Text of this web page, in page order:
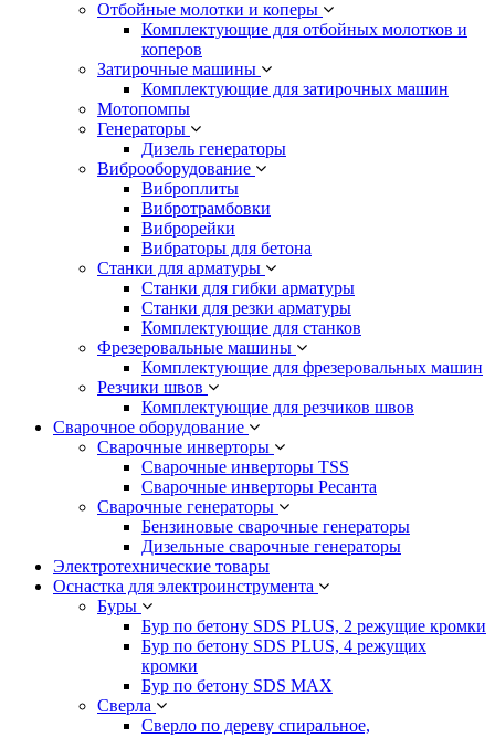
Отбойные молотки и коперы
Комплектующие для отбойных молотков и
коперов
Затирочные машины
Комплектующие для затирочных машин
Мотопомпы
Генераторы
Дизель генераторы
Виброоборудование
Виброплиты
Вибротрамбовки
Виброрейки
Вибраторы для бетона
Станки для арматуры
Станки для гибки арматуры
Станки для резки арматуры
Комплектующие для станков
Фрезеровальные машины
Комплектующие для фрезеровальных машин
Резчики швов
Комплектующие для резчиков швов
Сварочное оборудование
Сварочные инверторы
Сварочные инверторы TSS
Сварочные инверторы Ресанта
Сварочные генераторы
Бензиновые сварочные генераторы
Дизельные сварочные генераторы
Электротехнические товары
Оснастка для электроинструмента
Буры
Бур по бетону SDS PLUS, 2 режущие кромки
Бур по бетону SDS PLUS, 4 режущих
кромки
Бур по бетону SDS MAX
Сверла
Сверло по дереву спиральное,